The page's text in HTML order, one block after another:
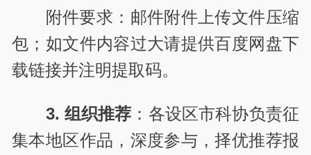
附件要求：邮件附件上传文件压缩
包；如文件内容过大请提供百度网盘下
载链接并注明提取码。
3. 组织推荐 ：各设区市科协负责征
集本地区作品，深度参与，择优推荐报